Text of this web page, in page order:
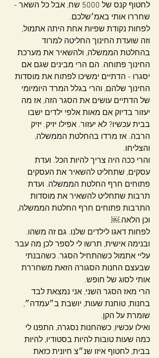
לחטוף קנס של 5000 שח, אבל כל השאר -
שחררו אותי באמ׳שלכם.
לפחות נקודת שפיות אחת היתה אתמול,
וזה שועדת החינוך החליטה למרוד
בהחלטת הממשלה, ולהשאיר את מערכת
החינוך פתוחה. הם הרי מבינים שגם אם
יסגרו - הדתיים ימשיכו לפתוח את מוסדות
החינוך שלהם, והרי בגלל המרד היומיומי
של הדתיים עושים את הסגר הזה, אז מה
יעזור בדיוק אם מאות אלפי ילדים ישבו
בבית עכשיו? לא יעזור. אפילו יזיק. יזיק
הרבה. אז מרדו בהחלטת הממשלה,
והצליחו.
והרי ככה היה צריך להיות הכל. ועדת
עסקים, שתחליט להשאיר את העסקים
פתוחים חרף החלטת הממשלה. ועדת
תרבות שתחליט להשאיר את מוסדות
התרבות פתוחים חרף החלטת הממשלה,
וכן הלאה.￼
לפחות דאגו לילדים שלנו. גם זה משהו.
ובנימה אישית, תרשו לי לספר לכן מה עבר
עליי אתמול כשהתחיל הסגר. כשהבנתי
שבעצם החנות הסגורה הזאת משחררת
אותי לסוג של חופש.
הרי מאז הסגר השני, אני נמצאת לבד
בחנות, טוחנת שעות, יושבת ב״עמדה״,
שומרת על הקן.
ואילו עכשיו, כשהחנות נסגרה, התפנו לי
כמה שעות טובות להיות בסטודיו, להיות
בבית, לחטוף איזו שנ״צ חיונית כזאת